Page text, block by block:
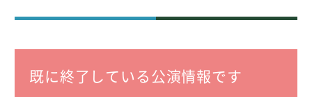
既に終了している公演情報です